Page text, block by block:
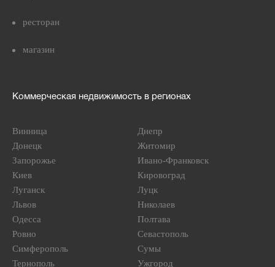
ресторан
магазин
Коммерческая недвижимость в регионах
Винница
Днепр
Донецк
Житомир
Запорожье
Ивано-Франковск
Киев
Кировоград
Луганск
Луцк
Львов
Николаев
Одесса
Полтава
Ровно
Севастополь
Симферополь
Сумы
Тернополь
Ужгород